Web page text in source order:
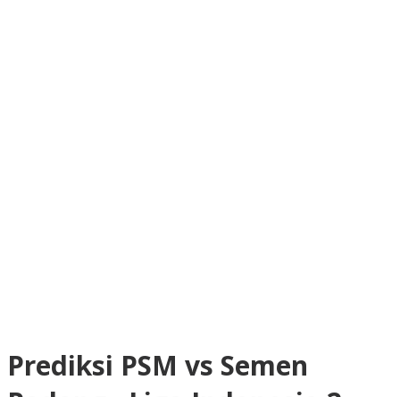
Prediksi PSM vs Semen